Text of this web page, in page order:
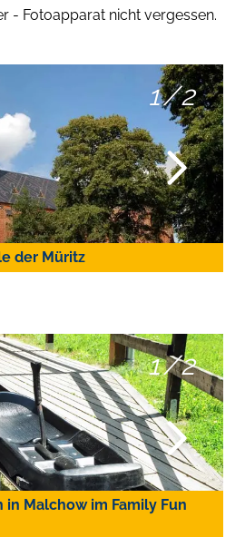
1/2
der Müritz
- Fotoapparat nicht vergessen.
1/2
Malchow im Family Fun